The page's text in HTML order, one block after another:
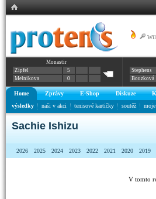
Monastir
Zipfel
5
Melnikova
0
Stephens
Bouzková
Home Zprávy E-Shop Diskuze
výsledky
naši v akci tenisové kartičky soutěž moje
Sachie Ishizu
2026 2025 2024 2023 2022 2021 2020 2019
V tomto